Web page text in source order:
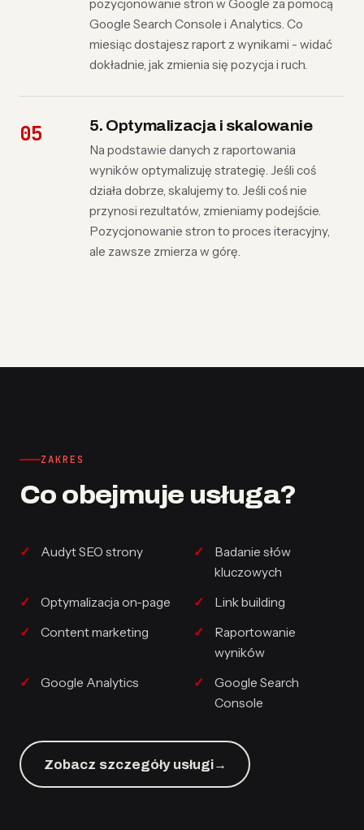
pozycjonowanie stron w Google za pomocą
Google Search Console i Analytics. Co
miesiąc dostajesz raport z wynikami - widać
dokładnie, jak zmienia się pozycja i ruch.
5. Optymalizacja i skalowanie
Na podstawie danych z raportowania
wyników optymalizuję strategię. Jeśli coś
działa dobrze, skalujemy to. Jeśli coś nie
przynosi rezultatów, zmieniamy podejście.
Pozycjonowanie stron to proces iteracyjny,
ale zawsze zmierza w górę.
ZAKRES
Co obejmuje usługa?
Audyt SEO strony
Badanie słów
kluczowych
Optymalizacja on-page
Link building
Content marketing
Raportowanie
wyników
Google Analytics
Google Search
Console
Zobacz szczegóły usługi→